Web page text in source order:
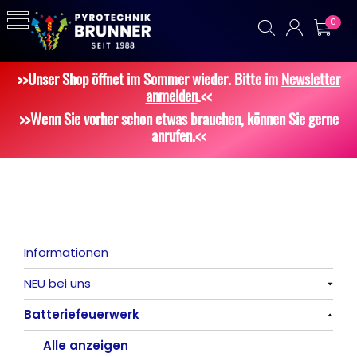
0
>>Unser Shop öffnet im Sommer wieder. Bitte imNewsletter
anmelden.<<
>>Wenn Sie vorher schon etwas brauchen, können Sie gerne
anrufen.<<
Informationen
NEU bei uns
Alle anzeigen
Batteriefeuerwerk
Alle anzeigen